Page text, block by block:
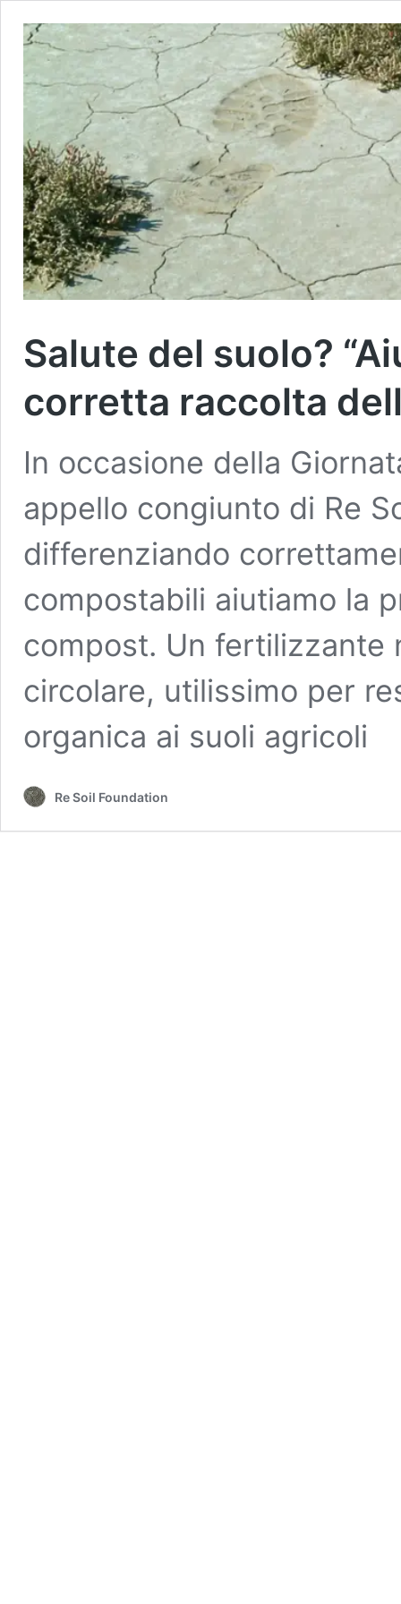
Salute del suolo?
corretta raccolta
In occasione della
appello congiunto di Re
differenziando
compostabili aiutiamo la
compost. Un fertilizzante
circolare, utilissimo per
organica ai suoli agricoli
Re Soil Foundation